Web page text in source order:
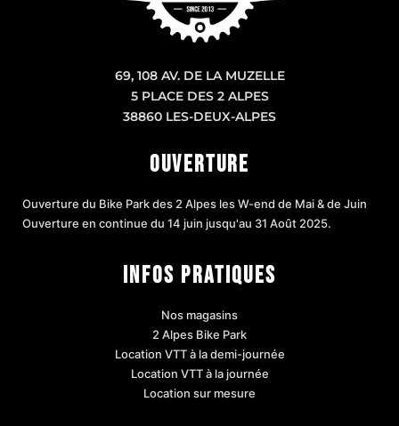
69, 108 AV. DE LA MUZELLE
5 PLACE DES 2 ALPES
38860 LES-DEUX-ALPES
OUVERTURE
Ouverture du Bike Park des 2 Alpes les W-end de Mai & de Juin
Ouverture en continue du 14 juin jusqu'au 31 Août 2025.
INFOS PRATIQUES
Nos magasins
2 Alpes Bike Park
Location VTT à la demi-journée
Location VTT à la journée
Location sur mesure